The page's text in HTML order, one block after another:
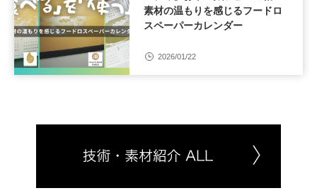
素材の温もりを感じるフードロ
スペーパーカレンダー
2026/01/22